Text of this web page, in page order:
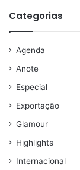
Categorias
Agenda
Anote
Especial
Exportação
Glamour
Highlights
Internacional